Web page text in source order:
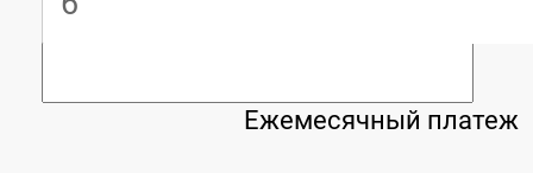
Ежемесячный платеж